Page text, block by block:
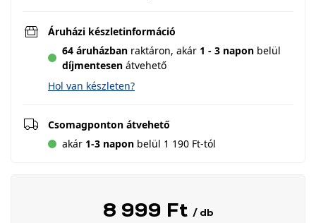
Áruházi készletinformáció
64 áruházban raktáron, akár 1 - 3 napon belül
díjmentesen átvehető
Hol van készleten?
Csomagponton átvehető
akár 1-3 napon belül 1 190 Ft-tól
8 999 Ft / db